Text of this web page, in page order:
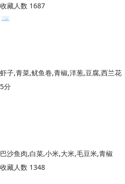
收藏人数 1687
虾子,青菜,鱿鱼卷,青椒,洋葱,豆腐,西兰花
5分
巴沙鱼肉,白菜,小米,大米,毛豆米,青椒
收藏人数 1348